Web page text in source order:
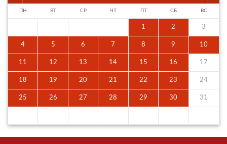
ПН ВТ СР ЧТ ПТ СБ ВС
1 2 3
4 5 6 7 8 9 10
11 12 13 14 15 16 17
18 19 20 21 22 23 24
25 26 27 28 29 30 31